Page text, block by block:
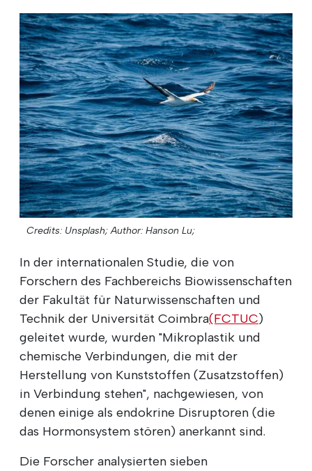
Credits: Unsplash; Author: Hanson Lu;
In der internationalen Studie, die von
Forschern des Fachbereichs Biowissenschaften
der Fakultät für Naturwissenschaften und
Technik der Universität Coimbra(FCTUC)
geleitet wurde, wurden "Mikroplastik und
chemische Verbindungen, die mit der
Herstellung von Kunststoffen (Zusatzstoffen)
in Verbindung stehen", nachgewiesen, von
denen einige als endokrine Disruptoren (die
das Hormonsystem stören) anerkannt sind.
Die Forscher analysierten sieben